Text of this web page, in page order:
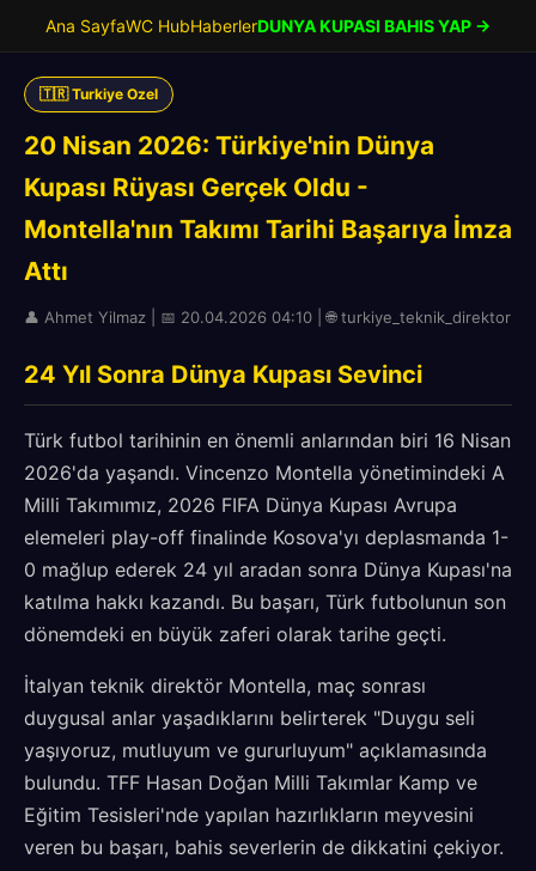
Ana SayfaWC HubHaberlerDUNYA KUPASI BAHIS YAP →
🇹🇷 Turkiye Ozel
20 Nisan 2026: Türkiye'nin Dünya
Kupası Rüyası Gerçek Oldu -
Montella'nın Takımı Tarihi Başarıya İmza
Attı
👤 Ahmet Yilmaz | 📅 20.04.2026 04:10 | 🌐 turkiye_teknik_direktor
24 Yıl Sonra Dünya Kupası Sevinci
Türk futbol tarihinin en önemli anlarından biri 16 Nisan
2026'da yaşandı. Vincenzo Montella yönetimindeki A
Milli Takımımız, 2026 FIFA Dünya Kupası Avrupa
elemeleri play-off finalinde Kosova'yı deplasmanda 1-
0 mağlup ederek 24 yıl aradan sonra Dünya Kupası'na
katılma hakkı kazandı. Bu başarı, Türk futbolunun son
dönemdeki en büyük zaferi olarak tarihe geçti.
İtalyan teknik direktör Montella, maç sonrası
duygusal anlar yaşadıklarını belirterek "Duygu seli
yaşıyoruz, mutluyum ve gururluyum" açıklamasında
bulundu. TFF Hasan Doğan Milli Takımlar Kamp ve
Eğitim Tesisleri'nde yapılan hazırlıkların meyvesini
veren bu başarı, bahis severlerin de dikkatini çekiyor.